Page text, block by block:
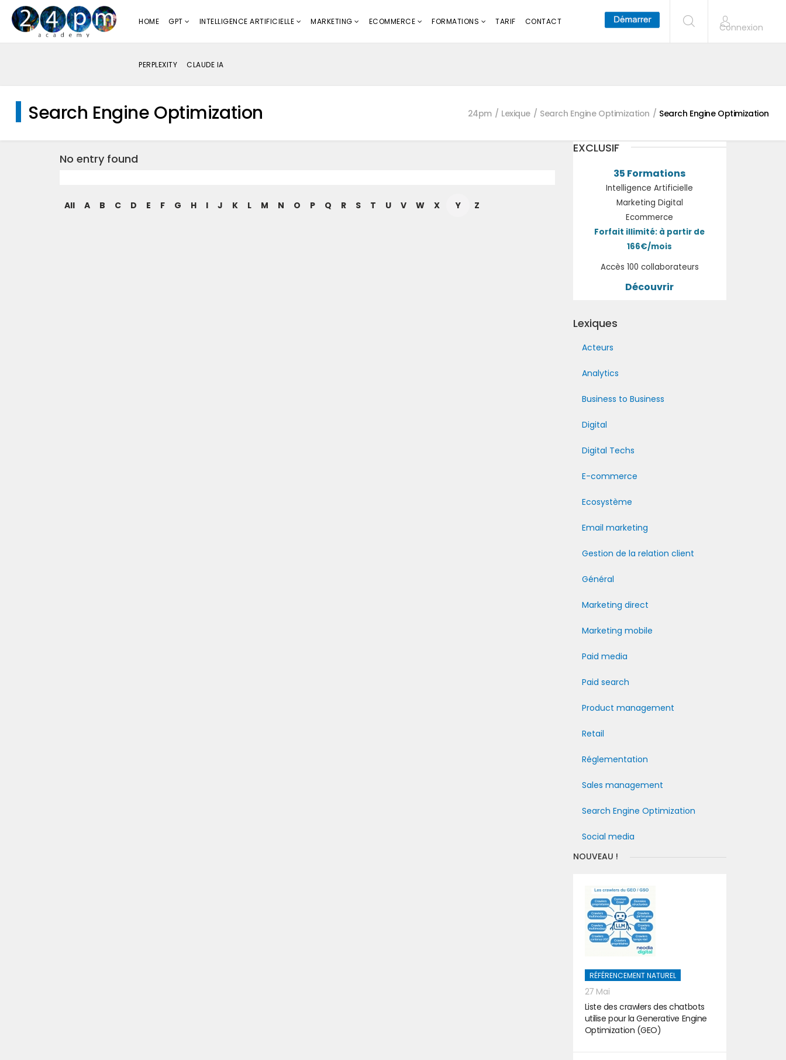
HOME GPT INTELLIGENCE ARTIFICIELLE MARKETING ECOMMERCE FORMATIONS TARIF CONTACT
PERPLEXITY CLAUDE IA
Connexion
Search Engine Optimization 24pm Lexique Search Engine Optimization Search Engine Optimization
No entry found
All A B C D E F G H I J K L M N O P Q R S T U V W X Y Z
EXCLUSIF
35 Formations
Intelligence Artificielle
Marketing Digital
Ecommerce
Forfait illimité: à partir de
166€/mois
Accès 100 collaborateurs
Découvrir
Lexiques
Acteurs
Analytics
Business to Business
Digital
Digital Techs
E-commerce
Ecosystème
Email marketing
Gestion de la relation client
Général
Marketing direct
Marketing mobile
Paid media
Paid search
Product management
Retail
Réglementation
Sales management
Search Engine Optimization
Social media
NOUVEAU !
RÉFÉRENCEMENT NATUREL
27 Mai
Liste des crawlers des chatbots
utilise pour la Generative Engine
Optimization (GEO)